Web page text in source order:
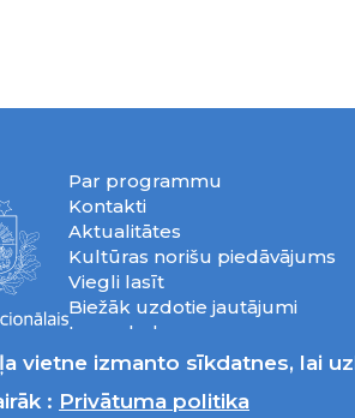
Par programmu
Kontakti
Aktualitātes
Kultūras norišu piedāvājums
Viegli lasīt
Biežāk uzdotie jautājumi
Lapas koks
Privātuma politika
vietne izmanto sīkdatnes, lai
: Privātuma politika